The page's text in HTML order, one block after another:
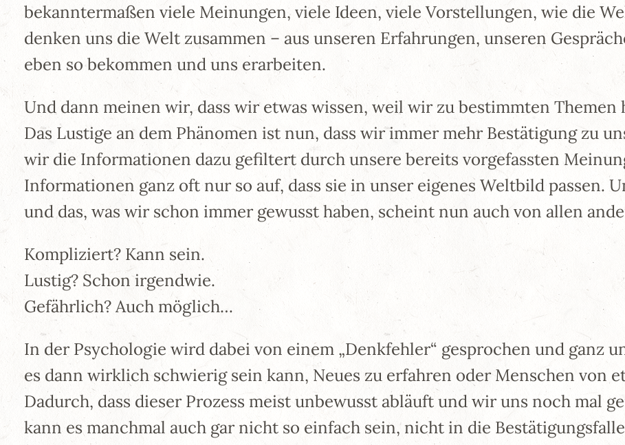
bekanntermaßen viele Meinungen, viele Ideen, viele Vorstellungen, wie die
denken uns die Welt zusammen – aus unseren Erfahrungen, unseren
eben so bekommen und uns erarbeiten.
Und dann meinen wir, dass wir etwas wissen, weil wir zu bestimmten Themen
Das Lustige an dem Phänomen ist nun, dass wir immer mehr Bestätigung zu
wir die Informationen dazu gefiltert durch unsere bereits vorgefassten
Informationen ganz oft nur so auf, dass sie in unser eigenes Weltbild passen.
und das, was wir schon immer gewusst haben, scheint nun auch von allen
Kompliziert? Kann sein.
Lustig? Schon irgendwie.
Gefährlich? Auch möglich…
In der Psychologie wird dabei von einem „Denkfehler“ gesprochen und ganz
es dann wirklich schwierig sein kann, Neues zu erfahren oder Menschen von
Dadurch, dass dieser Prozess meist unbewusst abläuft und wir uns noch mal
kann es manchmal auch gar nicht so einfach sein, nicht in die